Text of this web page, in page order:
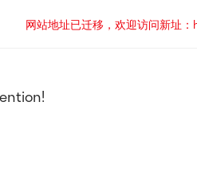
网站地址已迁移，欢迎访问新址